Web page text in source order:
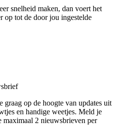
snelheid maken, dan voert het
op tot de door jou ingestelde
op de hoogte van updates uit
en handige weetjes. Meld je
maximaal 2 nieuwsbrieven per